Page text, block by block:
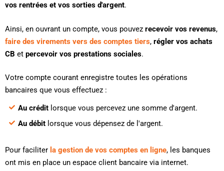
vos rentrées et vos sorties d'argent.
Ainsi, en ouvrant un compte, vous pouvez recevoir vos revenus,
faire des virements vers des comptes tiers, régler vos achats
CB et percevoir vos prestations sociales.
Votre compte courant enregistre toutes les opérations
bancaires que vous effectuez :
Au créditlorsque vous percevez une somme d'argent.
Au débitlorsque vous dépensez de l'argent.
Pour faciliter la gestion de vos comptes en ligne, les banques
ont mis en place un espace client bancaire via internet.